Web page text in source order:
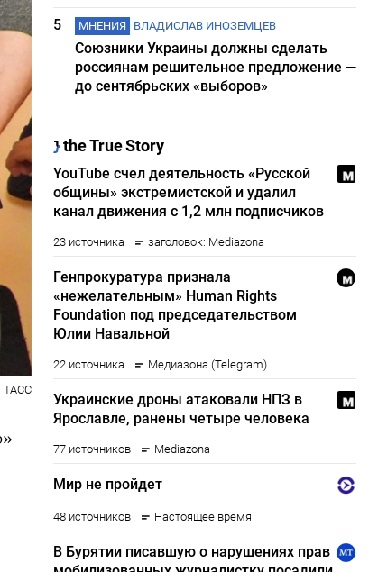
ТАСС
5
МНЕНИЯ ВЛАДИСЛАВ ИНОЗЕМЦЕВ
Союзники Украины должны сделать
россиянам решительное предложение —
до сентябрьских «выборов»